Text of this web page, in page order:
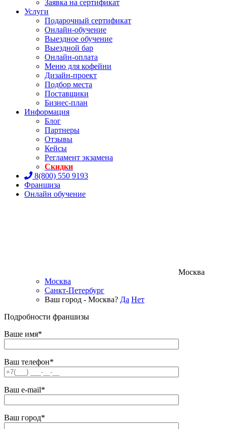
Заявка на сертификат
Услуги
Подарочный сертификат
Онлайн-обучение
Выездное обучение
Выездной бар
Онлайн-оплата
Меню для кофейни
Дизайн-проект
Подбор места
Поставщики
Бизнес-план
Информация
Блог
Партнеры
Отзывы
Кейсы
Регламент экзамена
Скидки
8(800) 550 9193
Франшиза
Онлайн обучение
Москва
Москва
Санкт-Петербург
Ваш город - Москва? Да Нет
Подробности франшизы
Ваше имя*
Ваш телефон*
Ваш e-mail*
Ваш город*